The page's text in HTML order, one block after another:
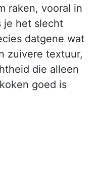
raken, vooral in
je het slecht
datgene wat
zuivere textuur,
die alleen
goed is